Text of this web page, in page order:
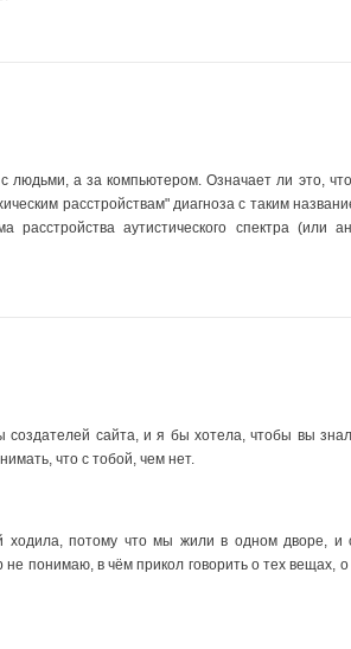
людьми, а за компьютером. Означает ли это,
расстройствам" диагноза с таким
аутистического спектра (или
сайта, и я бы хотела, чтобы вы
что с тобой, чем нет.
ходила, потому что мы жили в одном дворе, и
понимаю, в чём прикол говорить о тех вещах, о